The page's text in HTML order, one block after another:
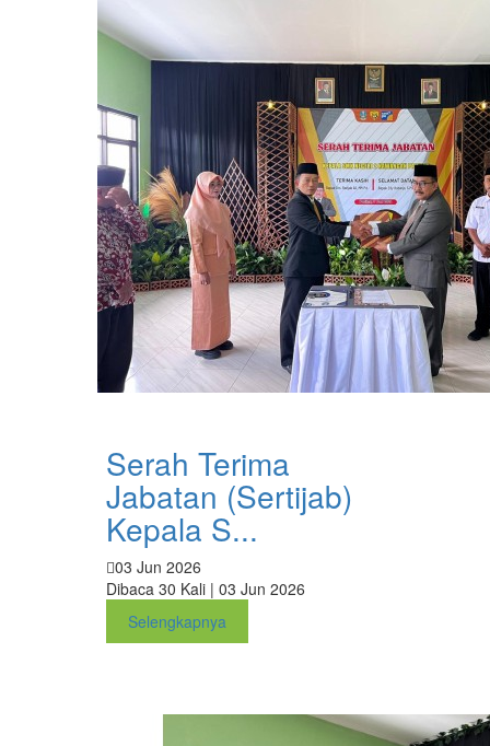
Serah Terima
Jabatan (Sertijab)
Kepala S...
03 Jun 2026
Dibaca 30 Kali | 03 Jun 2026
Selengkapnya